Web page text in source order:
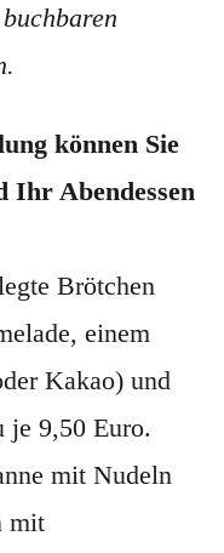
können Sie
Ihr Abendessen
Brötchen
einem
Kakao) und
je 9,50 Euro.
mit Nudeln
mit